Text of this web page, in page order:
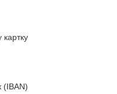
(IBAN)